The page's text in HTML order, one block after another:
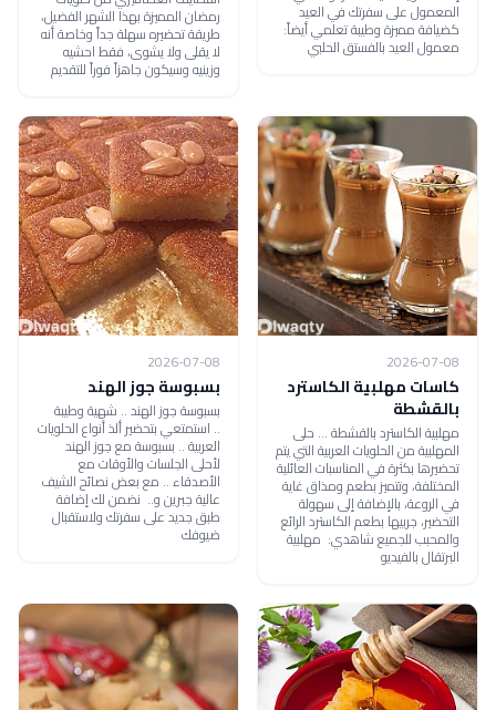
المعمول على سفرتك في العيد
كضيافة مميزة وطيبة تعلمي أيضاً:
معمول العيد بالفستق الحلبي
رمضان المميزة بهذا الشهر الفضيل،
طريقة تحضيره سهلة جداً وخاصة أنه
لا يقلى ولا يشوى، فقط احشيه
وزينيه وسيكون جاهزاً فوراً للتقديم
2026-07-08
كاسات مهلبية الكاسترد
بالقشطة
مهلبية الكاسترد بالقشطة ... حلى
المهلبية من الحلويات العربية التي يتم
تحضيرها بكثرة في المناسبات العائلية
المختلفة، وتتميز بطعم ومذاق غاية
في الروعة، بالإضافة إلى سهولة
التحضير، جربيها بطعم الكاسترد الرائع
والمحبب للجميع شاهدي: مهلبية
البرتقال بالفيديو
2026-07-08
بسبوسة جوز الهند
بسبوسة جوز الهند .. شهية وطيبة
.. استمتعي بتحضير ألذ أنواع الحلويات
العربية .. بسبوسة مع جوز الهند
لأحلى الجلسات والأوقات مع
الأصدقاء .. مع بعض نصائح الشيف
عالية جبرين و.. نضمن لك إضافة
طبق جديد على سفرتك ولاستقبال
ضيوفك